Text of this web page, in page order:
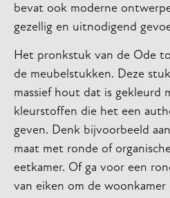
bevat ook moderne
gezellig en uitnodigend
Het pronkstuk van de Ode
de meubelstukken. Deze
massief hout dat is gekleurd
kleurstoffen die het een
geven. Denk bijvoorbeeld
maat met ronde of
eetkamer. Of ga voor een
van eiken om de